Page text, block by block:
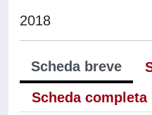
2018
Scheda breve
Scheda completa